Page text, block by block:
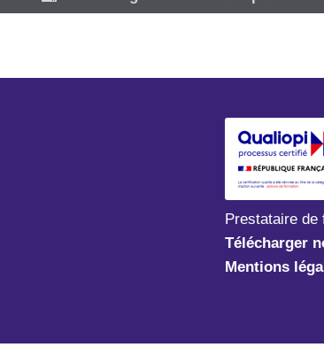
TERRITOIREANIM77"
efficacement des réunions
Pour la
Pour la
Pour la
Pour la
Pour la
créer et personnaliser
session",WP1,Distanciel,"Installer,
Prestataire de
Télécharger
Mentions